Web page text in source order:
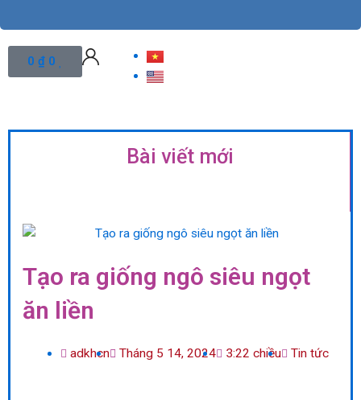
0 ₫ 0
Cart
Bài viết mới
Tạo ra giống ngô siêu ngọt
ăn liền
adkhcn Tháng 5 14, 2024 3:22 chiều Tin tức